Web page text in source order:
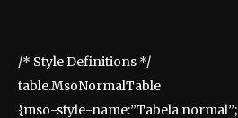
/* Style Definitions */
table.MsoNormalTable
{mso-style-name:”Tabela normal”;